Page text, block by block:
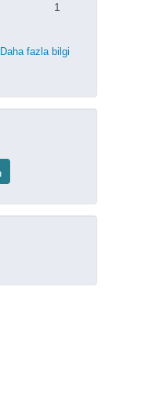
1
Daha fazla bilgi